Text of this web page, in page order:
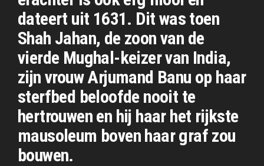
dateert uit 1631. Dit was toen
Shah Jahan, de zoon van de
vierde Mughal-keizer van India,
zijn vrouw Arjumand Banu op haar
sterfbed beloofde nooit te
hertrouwen en hij haar het rijkste
mausoleum boven haar graf zou
bouwen.